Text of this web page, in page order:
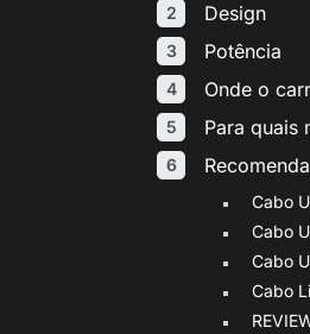
Design
Potência
Onde o
Para quais
Cabo
Cabo
Cabo
Cabo